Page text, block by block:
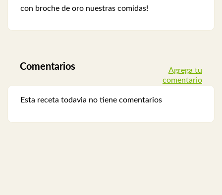
con broche de oro nuestras comidas!
Comentarios
Agrega tu
comentario
Esta receta todavia no tiene comentarios